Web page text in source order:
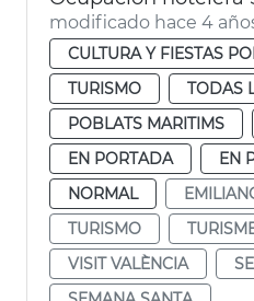
modificado hace 4
CULTURA Y FIESTAS
TURISMO
TODAS
POBLATS MARITIMS
EN PORTADA
EN
NORMAL
TURISMO
VISIT VALÈNCIA